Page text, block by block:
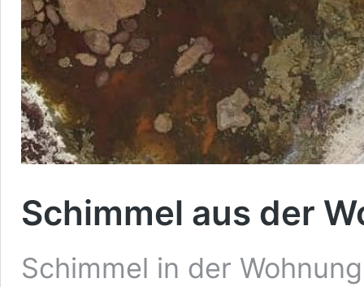
Schimmel aus der
Schimmel in der